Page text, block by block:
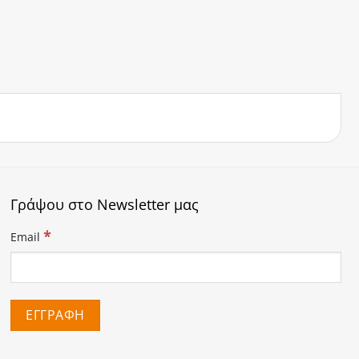
Γράψου στο Newsletter μας
Email *